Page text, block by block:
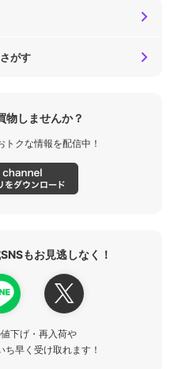
がす
物しませんか？
クな情報を配信中！
もお見逃しなく！
下げ・再入荷や
早く受け取れます！